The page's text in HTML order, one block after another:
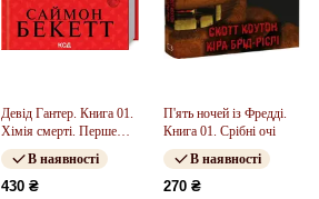
Девід Гантер. Книга 01.
Хімія смерті. Перше
розслідування
В наявності
430 ₴
П'ять ночей із Фредді.
Книга 01. Срібні очі
В наявності
270 ₴